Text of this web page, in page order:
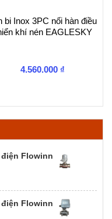
bi Inox 3PC nối hàn điều
khí nén EAGLESKY
4.560.000 ₫
Flowinn
Flowinn